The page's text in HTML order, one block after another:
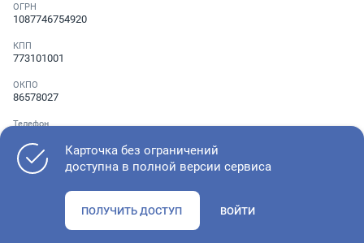
ОГРН
1087746754920
КПП
773101001
ОКПО
86578027
Телефон
Как оценить состояние компании
Карточка без ограничений
доступна в полной версии сервиса
ПОЛУЧИТЬ ДОСТУП ВОЙТИ